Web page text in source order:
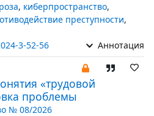
, киберпространство,
преступности,
3-52-56 Аннотация
«трудовой
проблемы
№ 08/2026